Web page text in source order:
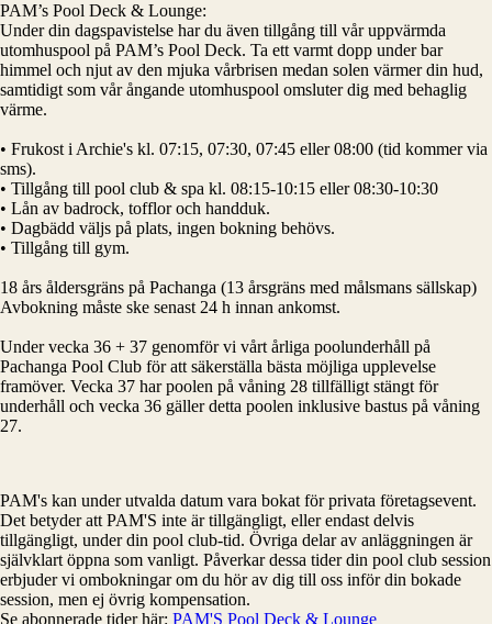
PAM’s Pool Deck & Lounge:
Under din dagspavistelse har du även tillgång till vår uppvärmda
utomhuspool på PAM’s Pool Deck. Ta ett varmt dopp under bar
himmel och njut av den mjuka vårbrisen medan solen värmer din hud,
samtidigt som vår ångande utomhuspool omsluter dig med behaglig
värme.
• Frukost i Archie's kl. 07:15, 07:30, 07:45 eller 08:00 (tid kommer via
sms).
• Tillgång till pool club & spa kl. 08:15-10:15 eller 08:30-10:30
• Lån av badrock, tofflor och handduk.
• Dagbädd väljs på plats, ingen bokning behövs.
• Tillgång till gym.
18 års åldersgräns på Pachanga (13 årsgräns med målsmans sällskap)
Avbokning måste ske senast 24 h innan ankomst.
Under vecka 36 + 37 genomför vi vårt årliga poolunderhåll på
Pachanga Pool Club för att säkerställa bästa möjliga upplevelse
framöver. Vecka 37 har poolen på våning 28 tillfälligt stängt för
underhåll och vecka 36 gäller detta poolen inklusive bastus på våning
27.
PAM's kan under utvalda datum vara bokat för privata företagsevent.
Det betyder att PAM'S inte är tillgängligt, eller endast delvis
tillgängligt, under din pool club-tid. Övriga delar av anläggningen är
självklart öppna som vanligt. Påverkar dessa tider din pool club session
erbjuder vi ombokningar om du hör av dig till oss inför din bokade
session, men ej övrig kompensation.
Se abonnerade tider här: PAM'S Pool Deck & Lounge